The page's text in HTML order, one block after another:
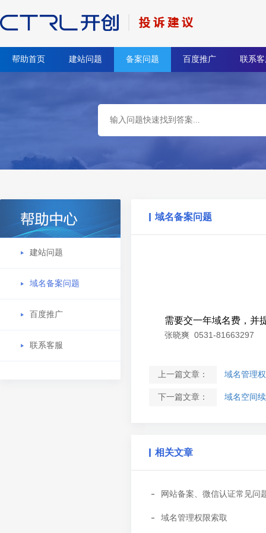
帮助首页 建站问题 备案问题 百度推广 联系
建站问题
域名备案问题
百度推广
联系客服
域名备案问题
需要交一年域名费，并
张晓爽 0531-81663297
上一篇文章： 域名管理
下一篇文章： 域名空间
相关文章
网站备案、微信认证常见问
域名管理权限索取